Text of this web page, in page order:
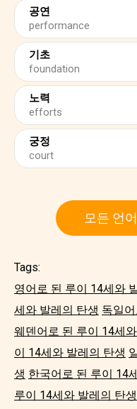
공연
performance
기초
foundation
노력
efforts
궁정
court
모든 언
Tags:
영어로 된 루이 14세와
세와 발레의 탄생 독일
웨덴어로 된 루이 14세
이 14세와 발레의 탄생
생 한국어로 된 루이 14
루이 14세와 발레의 탄생